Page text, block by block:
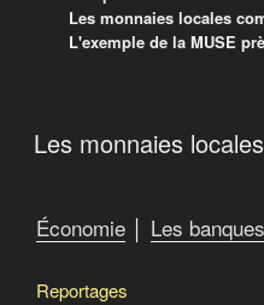
Les monnaies locales
L'exemple de la MUSE
Audioblog | arte
complémentaires –
d’Angers
Les monnaies
Économie │ Les
Reportages